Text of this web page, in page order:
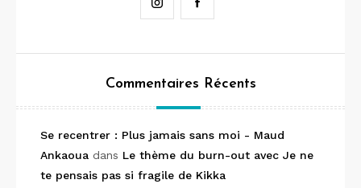
Commentaires Récents
Se recentrer : Plus jamais sans moi - Maud
Ankaoua dans Le thème du burn-out avec Je ne
te pensais pas si fragile de Kikka